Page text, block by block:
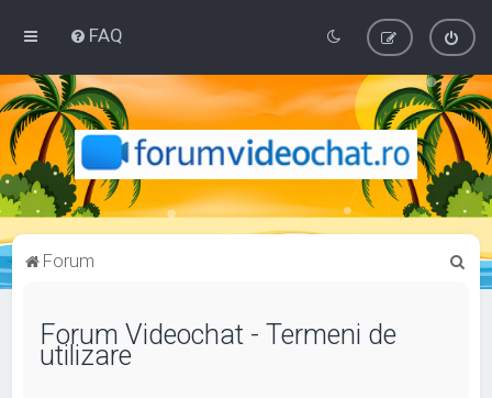
FAQ
Forum
Forum Videochat - Termeni de
utilizare